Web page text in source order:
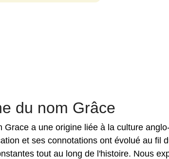
du nom Grâce
Grace a une origine liée à la culture
et ses connotations ont évolué au fil
tout au long de l'histoire. Nous